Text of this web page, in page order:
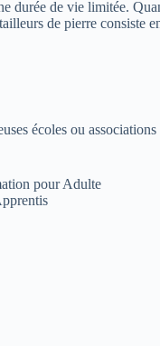
durée de vie limitée.
de pierre consiste
écoles ou associations
pour Adulte